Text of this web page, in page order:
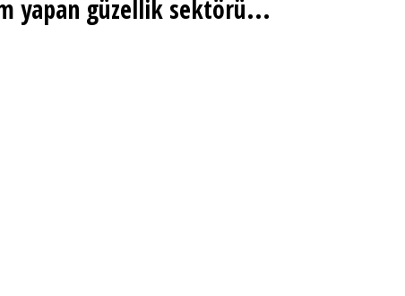
yapan güzellik sektörü...